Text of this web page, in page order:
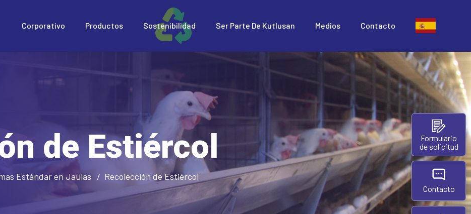
Corporativo Productos Sostenibilidad Ser Parte De Kutlusan Medios Contacto
de Estiércol
Estándar en Jaulas Recolección de Estiércol
Formulario
de solicitud
Contacto